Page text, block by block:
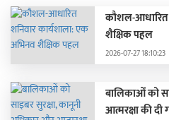
कौशल-आधारित
शैक्षिक पहल
2026-07-27 18:10:23
बालिकाओं को
आत्मरक्षा की दी